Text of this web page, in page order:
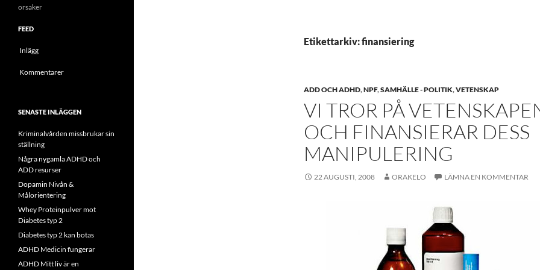
Etikettarkiv: finansiering
ADD OCH ADHD,NPF,SAMHÄLLE - POLITIK,VETENSKAP
VI TROR PÅ
OCH FINANSIERAR DESS
MANIPULERING
22 AUGUSTI, 2008 ORAKELO LÄMNA EN KOMMENTAR
orsaker
FEED
Inlägg
Kommentarer
SENASTE INLÄGGEN
Kriminalvården missbrukar sin
ställning
Några nygamla ADHD och
ADD resurser
Dopamin Nivån &
Målorientering
Whey Proteinpulver mot
Diabetes typ 2
Diabetes typ 2 kan botas
ADHD Medicin fungerar
ADHD Mitt liv är en